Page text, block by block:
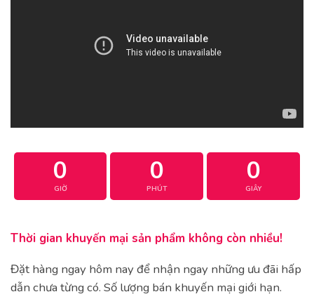
0
GIỜ
0
PHÚT
0
GIÂY
Thời gian khuyến mại sản phẩm không còn nhiều!
Đặt hàng ngay hôm nay để nhận ngay những ưu đãi hấp
dẫn chưa từng có. Số lượng bán khuyến mại giới hạn.